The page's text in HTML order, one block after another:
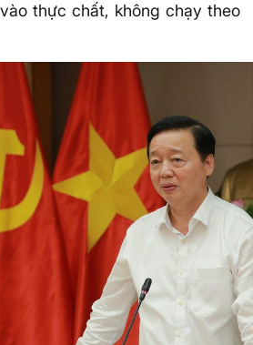
thực chất, không chạy theo